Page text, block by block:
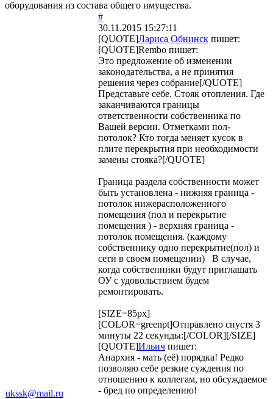
оборудования из состава общего имущества.
ukssk@mail.ru
#
30.11.2015 15:27:11
[QUOTE]Лариса Обнинск пишет:
[QUOTE]Rembo пишет:
Это предложение об изменении
законодательства, а не принятия
решения через собрание[/QUOTE]
Представьте себе. Стояк отопления. Где
заканчиваются границы
ответственности собственника по
Вашей версии. Отметками пол-
потолок? Кто тогда меняет кусок в
плите перекрытия при необходимости
замены стояка?[/QUOTE]
Граница раздела собственности может
быть установлена - нижняя граница -
потолок нижерасположенного
помещения (пол и перекрытие
помещения ) - верхняя граница -
потолок помещения. (каждому
собственнику одно перекрытие(пол) и
сети в своем помещении) В случае,
когда собственники будут приглашать
ОУ с удовольствием будем
ремонтировать.
[SIZE=85px]
[COLOR=greenpt]Отправлено спустя 3
минуты 22 секунды:[/COLOR][/SIZE]
[QUOTE]Ильич пишет:
Анархия - мать (её) порядка! Редко
позволяю себе резкие суждения по
отношению к коллегам, но обсуждаемое
- бред по определению!